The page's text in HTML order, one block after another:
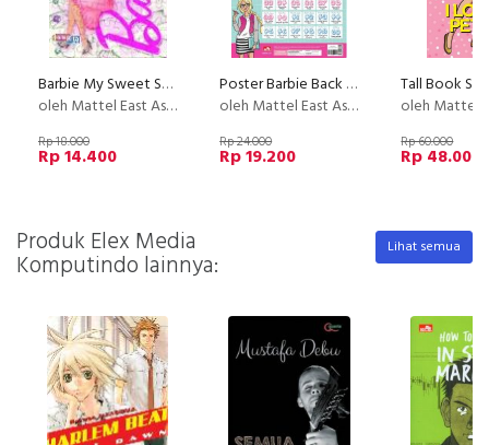
Barbie My Sweet Sponge Puzzle - Spbb08 (Disc 50%)
oleh Mattel East Asia Limited
Rp 18.000
Rp 14.400
Poster Barbie Back To School: Numbers
oleh Mattel East Asia Limited
Rp 24.000
Rp 19.200
oleh Mattel East
Rp 60.000
Rp 48.000
Produk Elex Media
Komputindo lainnya:
Lihat semua